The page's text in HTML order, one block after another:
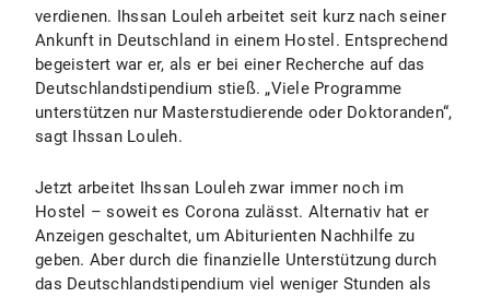
verdienen. Ihssan Louleh arbeitet seit kurz nach seiner
Ankunft in Deutschland in einem Hostel. Entsprechend
begeistert war er, als er bei einer Recherche auf das
Deutschlandstipendium stieß. „Viele Programme
unterstützen nur Masterstudierende oder Doktoranden“,
sagt Ihssan Louleh.
Jetzt arbeitet Ihssan Louleh zwar immer noch im
Hostel – soweit es Corona zulässt. Alternativ hat er
Anzeigen geschaltet, um Abiturienten Nachhilfe zu
geben. Aber durch die finanzielle Unterstützung durch
das Deutschlandstipendium viel weniger Stunden als